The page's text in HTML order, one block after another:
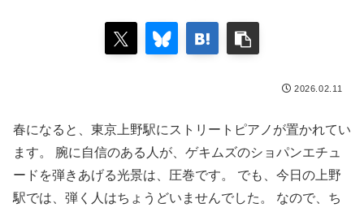
2026.02.11
春になると、東京上野駅にストリートピアノが置かれてい
ます。 腕に自信のある人が、ゲキムズのショパンエチュ
ードを弾きあげる光景は、圧巻です。 でも、今日の上野
駅では、弾く人はちょうどいませんでした。 なので、ち